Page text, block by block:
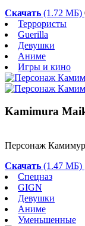
Скачать (1.72 МБ)
Террористы
Guerilla
Девушки
Аниме
Игры и кино
Kamimura
Персонаж
Скачать (1.47 МБ)
Спецназ
GIGN
Девушки
Аниме
Уменьшенные